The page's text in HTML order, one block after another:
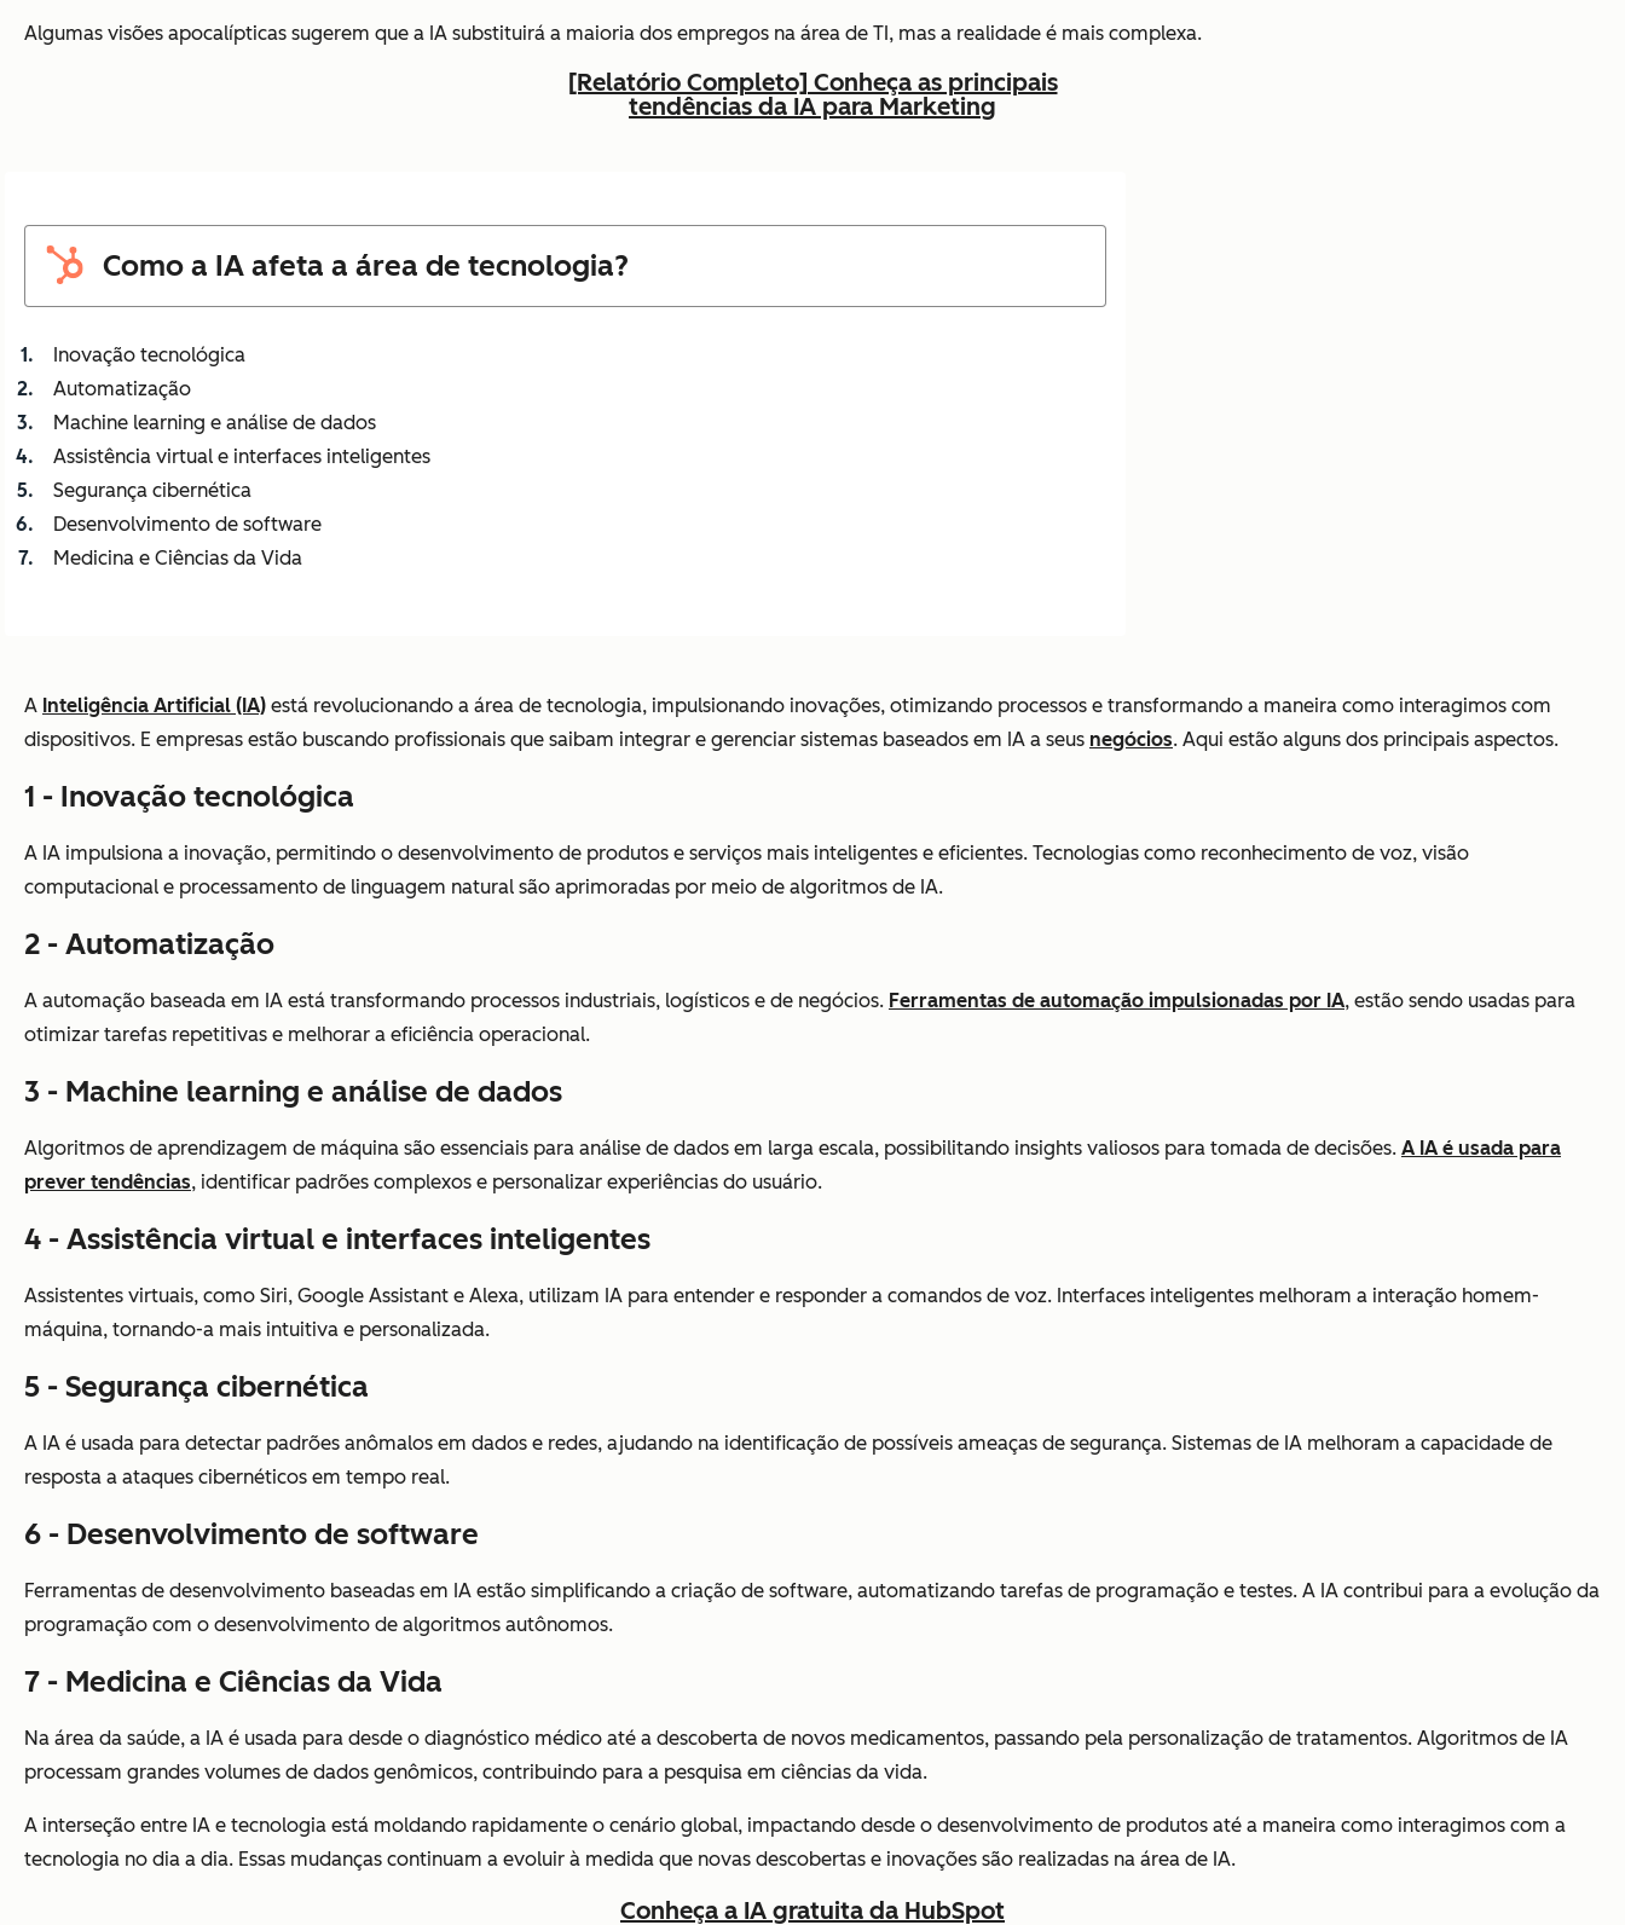
Algumas visões apocalípticas sugerem que a IA substituirá a maioria dos empregos na área de TI, mas a realidade é mais complexa.
[Relatório Completo] Conheça as principais
tendências da IA para Marketing
Como a IA afeta a área de tecnologia?
Inovação tecnológica
Automatização
Machine learning e análise de dados
Assistência virtual e interfaces inteligentes
Segurança cibernética
Desenvolvimento de software
Medicina e Ciências da Vida
A Inteligência Artificial (IA) está revolucionando a área de tecnologia, impulsionando inovações, otimizando processos e transformando a maneira como interagimos com
dispositivos. E empresas estão buscando profissionais que saibam integrar e gerenciar sistemas baseados em IA a seus negócios. Aqui estão alguns dos principais aspectos.
1 - Inovação tecnológica
A IA impulsiona a inovação, permitindo o desenvolvimento de produtos e serviços mais inteligentes e eficientes. Tecnologias como reconhecimento de voz, visão
computacional e processamento de linguagem natural são aprimoradas por meio de algoritmos de IA.
2 - Automatização
A automação baseada em IA está transformando processos industriais, logísticos e de negócios. Ferramentas de automação impulsionadas por IA, estão sendo usadas para
otimizar tarefas repetitivas e melhorar a eficiência operacional.
3 - Machine learning e análise de dados
Algoritmos de aprendizagem de máquina são essenciais para análise de dados em larga escala, possibilitando insights valiosos para tomada de decisões. A IA é usada para
prever tendências, identificar padrões complexos e personalizar experiências do usuário.
4 - Assistência virtual e interfaces inteligentes
Assistentes virtuais, como Siri, Google Assistant e Alexa, utilizam IA para entender e responder a comandos de voz. Interfaces inteligentes melhoram a interação homem-
máquina, tornando-a mais intuitiva e personalizada.
5 - Segurança cibernética
A IA é usada para detectar padrões anômalos em dados e redes, ajudando na identificação de possíveis ameaças de segurança. Sistemas de IA melhoram a capacidade de
resposta a ataques cibernéticos em tempo real.
6 - Desenvolvimento de software
Ferramentas de desenvolvimento baseadas em IA estão simplificando a criação de software, automatizando tarefas de programação e testes. A IA contribui para a evolução da
programação com o desenvolvimento de algoritmos autônomos.
7 - Medicina e Ciências da Vida
Na área da saúde, a IA é usada para desde o diagnóstico médico até a descoberta de novos medicamentos, passando pela personalização de tratamentos. Algoritmos de IA
processam grandes volumes de dados genômicos, contribuindo para a pesquisa em ciências da vida.
A interseção entre IA e tecnologia está moldando rapidamente o cenário global, impactando desde o desenvolvimento de produtos até a maneira como interagimos com a
tecnologia no dia a dia. Essas mudanças continuam a evoluir à medida que novas descobertas e inovações são realizadas na área de IA.
Conheça a IA gratuita da HubSpot